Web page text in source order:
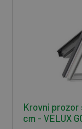
Krovni prozor
cm - VELUX